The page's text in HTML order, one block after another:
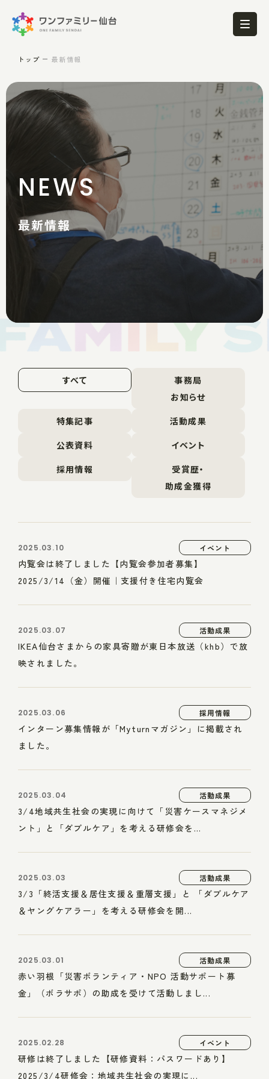
トップ 最新情報
NEWS
最新情報
すべて
事務局
お知らせ
特集記事
活動成果
公表資料
イベント
採用情報
受賞歴・
助成金獲得
2025.03.10 イベント
内覧会は終了しました【内覧会参加者募集】
2025/3/14（金）開催｜支援付き住宅内覧会
2025.03.07 活動成果
IKEA仙台さまからの家具寄贈が東日本放送（khb）で放
映されました。
2025.03.06 採用情報
インターン募集情報が「Myturnマガジン」に掲載され
ました。
2025.03.04 活動成果
3/4地域共生社会の実現に向けて「災害ケースマネジメ
ント」と「ダブルケア」を考える研修会を...
2025.03.03 活動成果
3/3「終活支援＆居住支援＆重層支援」と 「ダブルケア
＆ヤングケアラー」を考える研修会を開...
2025.03.01 活動成果
赤い羽根「災害ボランティア・NPO 活動サポート募
金」（ボラサポ）の助成を受けて活動しまし...
2025.02.28 イベント
研修は終了しました【研修資料：パスワードあり】
2025/3/4研修会：地域共生社会の実現に...